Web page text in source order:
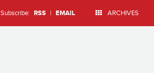
Subscribe: RSS | EMAIL ARCHIVES